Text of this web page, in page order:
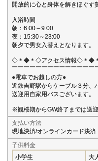
開放的に心と身体を解きほぐす
入浴時間
朝：6:00～9:00
夜：15:30～23:00
朝夕で男女入替えとなります。
◇＊◆＊◇アクセス情報◇＊◆
￣￣￣￣￣￣￣￣￣￣￣￣￣￣
●電車でお越しの方●
近鉄吉野駅からケーブル３分、
送迎用自家用バスございます。
※観桜期からGW終了までは送
支払い方法
現地決済/オンラインカード決済
子供料金
小学生
大